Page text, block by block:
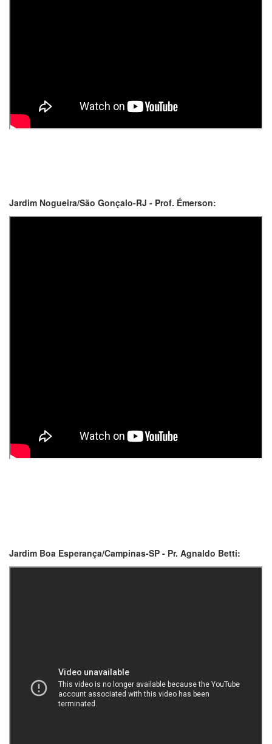
Jardim Nogueira/São Gonçalo-RJ - Prof. Émerson:
Jardim Boa Esperança/Campinas-SP - Pr. Agnaldo Betti: